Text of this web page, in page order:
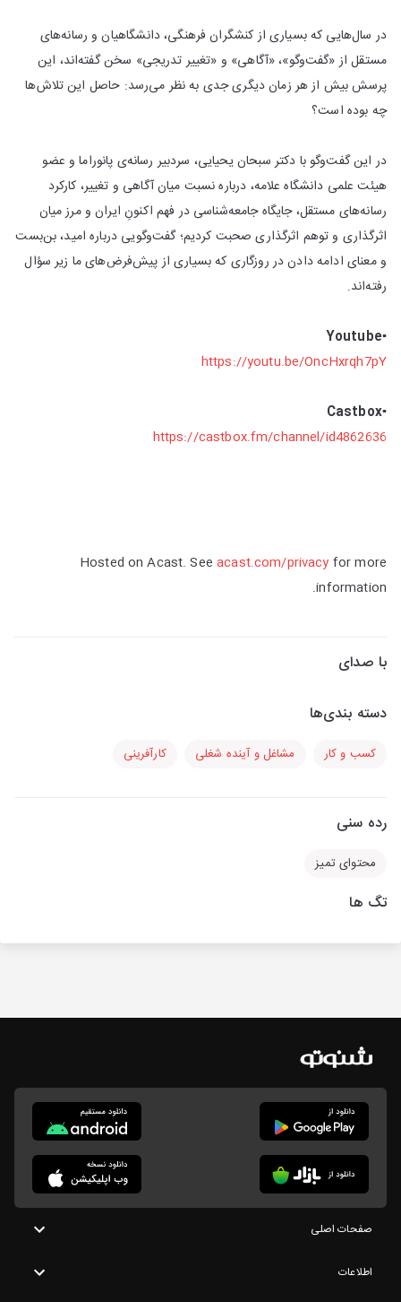
در سال‌هایی که بسیاری از کنشگران فرهنگی، دانشگاهیان و رسانه‌های
مستقل از «گفت‌وگو»، «آگاهی» و «تغییر تدریجی» سخن گفته‌اند، این
پرسش بیش از هر زمان دیگری جدی به نظر می‌رسد: حاصل این تلاش‌ها
چه بوده است؟
در این گفت‌وگو با دکتر سبحان یحیایی، سردبیر رسانه‌ی پانوراما و عضو
هیئت علمی دانشگاه علامه، درباره نسبت میان آگاهی و تغییر، کارکرد
رسانه‌های مستقل، جایگاه جامعه‌شناسی در فهم اکنونِ ایران و مرز میان
اثرگذاری و توهم اثرگذاری صحبت کردیم؛ گفت‌وگویی درباره امید، بن‌بست
و معنای ادامه دادن در روزگاری که بسیاری از پیش‌فرض‌های ما زیر سؤال
رفته‌اند.
▪️
Youtube
https://youtu.be/OncHxrqh7pY
▪️
Castbox
https://castbox.fm/channel/id4862636
Hosted on Acast. Seeacast.com/privacy for more
information.
با صدای
دسته بندی‌ها
کسب و کار مشاغل و آینده شغلی کارآفرینی
رده سنی
محتوای تمیز
تگ ها
صفحات اصلی
اطلاعات